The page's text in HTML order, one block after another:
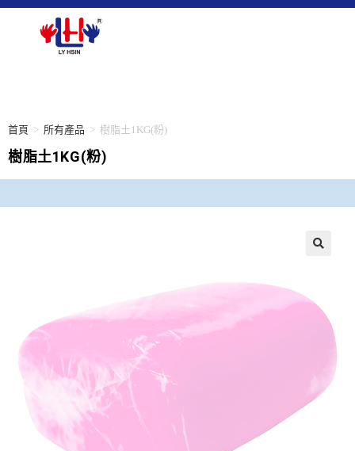
首頁 > 所有產品 > 樹脂土1KG(粉)
樹脂土1KG(粉)